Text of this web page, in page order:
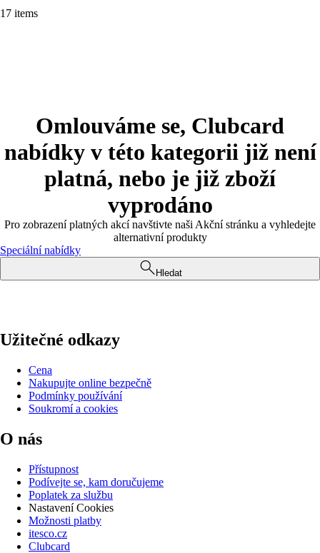
17 items
Omlouváme se, Clubcard
nabídky v této kategorii již není
platná, nebo je již zboží
vyprodáno
Pro zobrazení platných akcí navštivte naši Akční stránku a vyhledejte
alternativní produkty
Speciální nabídky
Hledat
Užitečné odkazy
Cena
Nakupujte online bezpečně
Podmínky používání
Soukromí a cookies
O nás
Přístupnost
Podívejte se, kam doručujeme
Poplatek za službu
Nastavení Cookies
Možnosti platby
itesco.cz
Clubcard